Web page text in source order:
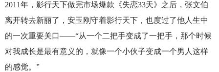
2011年，影行天下做完市场爆款《失恋33天》之后，张文伯
离开转去新丽了，安玉刚守着影行天下，也度过了他人生中
的一次重要关口——“从一个二把手变成了一把手，那个时候
对我成长是最有意义的，就像一个小伙子变成一个男人这样
的感觉。”